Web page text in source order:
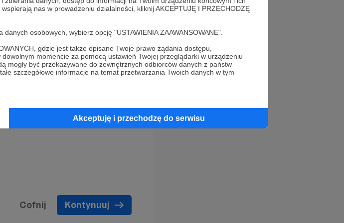
nas w prowadzeniu działalności, kliknij AKCEPTUJĘ I PRZECHODZĘ
osobowych, wybierz opcję "USTAWIENIA ZAAWANSOWANE".
gdzie jest także opisane Twoje prawo żądania dostępu,
momencie za pomocą ustawień Twojej przeglądarki w urządzeniu
mogły być przekazywane do zewnętrznych odbiorców danych z państw
szczegółowe informacje na temat przetwarzania Twoich danych w tym
Akceptuję i przechodzę do serwisu
Cofnij Kontynuuj